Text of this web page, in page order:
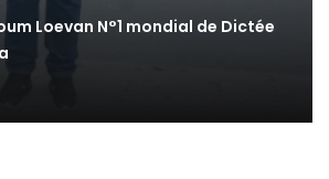
Loevan N°1 mondial de Dictée